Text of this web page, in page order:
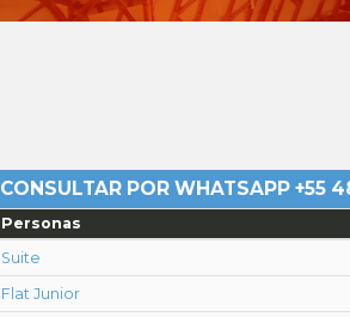
CONSULTAR POR WHATSAPP +55
Personas
Suite
Flat Junior